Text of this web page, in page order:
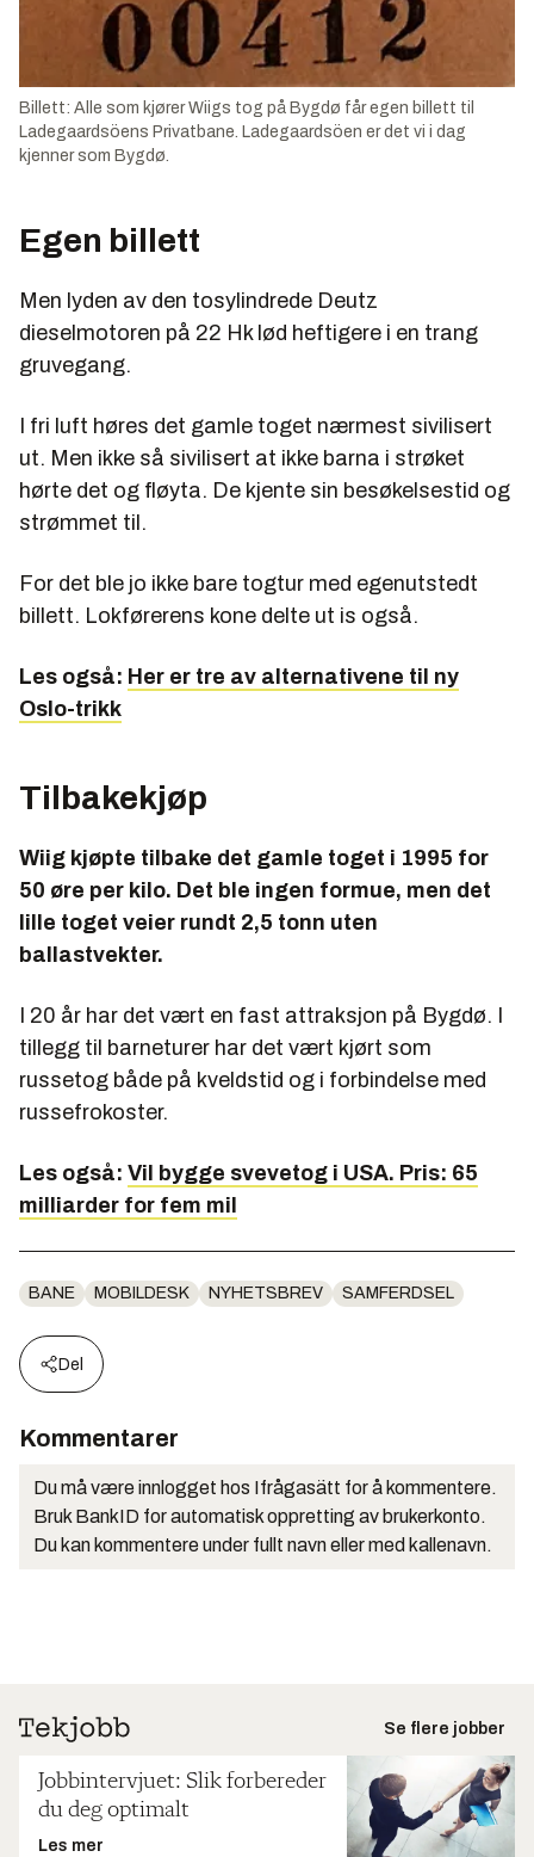
Billett: Alle som kjører Wiigs tog på Bygdø får egen billett til
Ladegaardsöens Privatbane. Ladegaardsöen er det vi i dag
kjenner som Bygdø.
Egen billett
Men lyden av den tosylindrede Deutz
dieselmotoren på 22 Hk lød heftigere i en trang
gruvegang.
I fri luft høres det gamle toget nærmest sivilisert
ut. Men ikke så sivilisert at ikke barna i strøket
hørte det og fløyta. De kjente sin besøkelsestid og
strømmet til.
For det ble jo ikke bare togtur med egenutstedt
billett. Lokførerens kone delte ut is også.
Les også: Her er tre av alternativene til ny
Oslo-trikk
Tilbakekjøp
Wiig kjøpte tilbake det gamle toget i 1995 for
50 øre per kilo. Det ble ingen formue, men det
lille toget veier rundt 2,5 tonn uten
ballastvekter.
I 20 år har det vært en fast attraksjon på Bygdø. I
tillegg til barneturer har det vært kjørt som
russetog både på kveldstid og i forbindelse med
russefrokoster.
Les også: Vil bygge svevetog i USA. Pris: 65
milliarder for fem mil
BANE MOBILDESK NYHETSBREV SAMFERDSEL
Del
Kommentarer
Du må være innlogget hos Ifrågasätt for å kommentere.
Bruk BankID for automatisk oppretting av brukerkonto.
Du kan kommentere under fullt navn eller med kallenavn.
Se flere jobber
Jobbintervjuet: Slik forbereder
du deg optimalt
Les mer